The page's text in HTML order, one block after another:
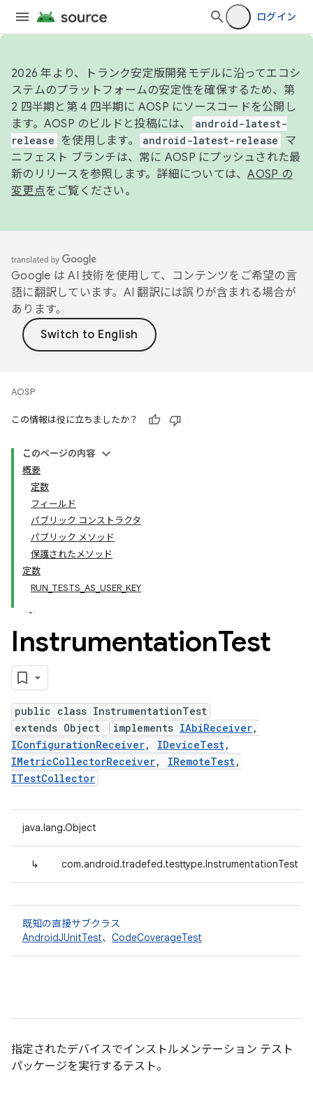
ログイン
2026 年より、トランク安定版開発モデルに沿ってエコシ
ステムのプラットフォームの安定性を確保するため、第
2 四半期と第 4 四半期に AOSP にソースコードを公開し
ます。AOSP のビルドと投稿には、
android-latest-
release
を使用します。 android-latest-release
マ
ニフェスト ブランチは、常に AOSP にプッシュされた最
新のリリースを参照します。詳細については、AOSP の
変更点をご覧ください。
Google は AI 技術を使用して、コンテンツをご希望の言
語に翻訳しています。AI 翻訳には誤りが含まれる場合が
あります。
AOSP
この情報は役に立ちましたか？
このページの内容
概要
定数
フィールド
パブリック コンストラクタ
パブリック メソッド
保護されたメソッド
定数
RUN_TESTS_AS_USER_KEY
InstrumentationTest
public class InstrumentationTest
extends Object
implements IAbiReceiver,
IConfigurationReceiver, IDeviceTest,
IMetricCollectorReceiver, IRemoteTest,
ITestCollector
java.lang.Object
↳ com.android.tradefed.testtype.InstrumentationTest
既知の直接サブクラス
AndroidJUnitTest、 CodeCoverageTest
指定されたデバイスでインストルメンテーション テスト
パッケージを実行するテスト。